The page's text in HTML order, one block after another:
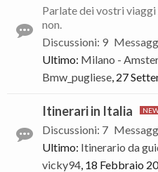
Parlate dei vostri viaggi
non.
Discussioni: 9
Ultimo: Milano -
Bmw_pugliese, 27
Itinerari in Italia
Discussioni: 7
Ultimo: Itinerario da
vicky94, 18 Febbraio